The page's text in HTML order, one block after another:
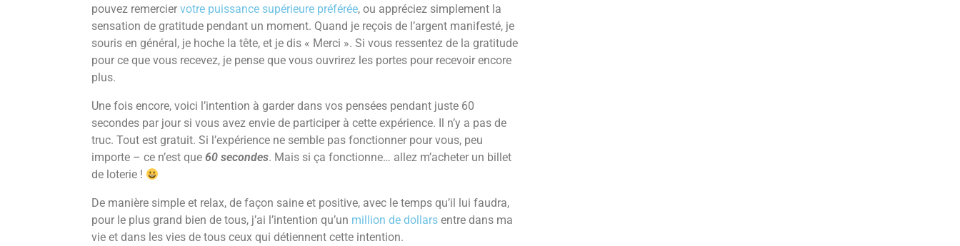
pouvez remercier votre puissance supérieure préférée, ou appréciez simplement la
sensation de gratitude pendant un moment. Quand je reçois de l’argent manifesté, je
souris en général, je hoche la tête, et je dis « Merci ». Si vous ressentez de la gratitude
pour ce que vous recevez, je pense que vous ouvrirez les portes pour recevoir encore
plus.
Une fois encore, voici l’intention à garder dans vos pensées pendant juste 60
secondes par jour si vous avez envie de participer à cette expérience. Il n’y a pas de
truc. Tout est gratuit. Si l’expérience ne semble pas fonctionner pour vous, peu
importe – ce n’est que 60 secondes. Mais si ça fonctionne… allez m’acheter un billet
de loterie !
De manière simple et relax, de façon saine et positive, avec le temps qu’il lui faudra,
pour le plus grand bien de tous, j’ai l’intention qu’un million de dollars entre dans ma
vie et dans les vies de tous ceux qui détiennent cette intention.